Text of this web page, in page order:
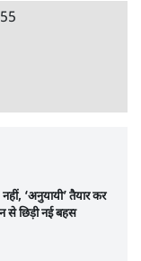
नहीं, ‘अनुयायी’ तैयार कर
से छिड़ी नई बहस